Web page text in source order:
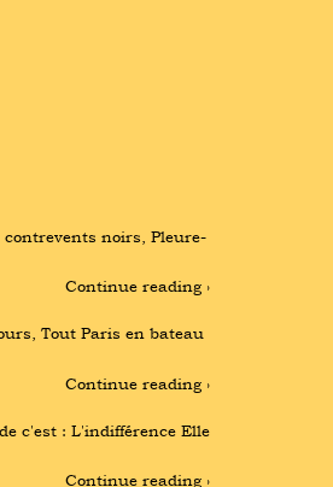
noirs, Pleure-
Continue reading ›
Tout Paris en bateau
Continue reading ›
c'est : L'indifférence Elle
Continue reading ›